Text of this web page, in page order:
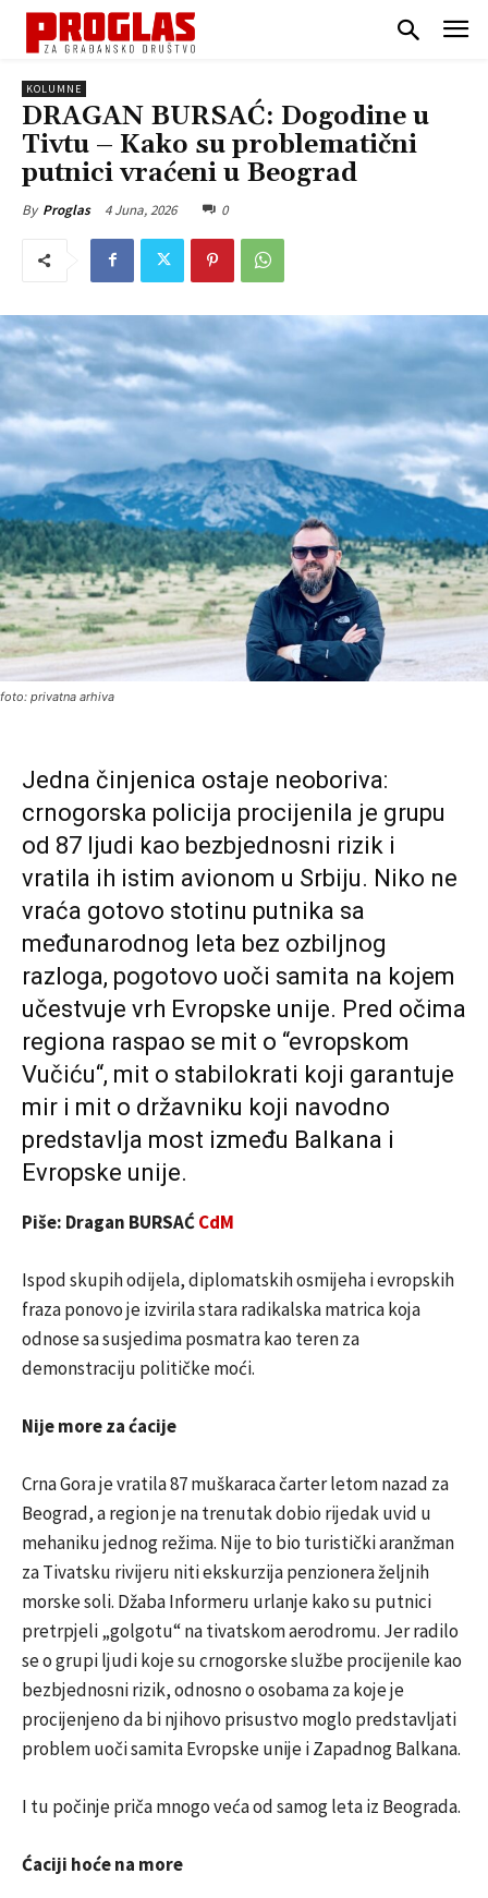
KOLUMNE
DRAGAN BURSAĆ: Dogodine u
Tivtu – Kako su problematični
putnici vraćeni u Beograd
By Proglas 4 Juna, 2026 0
foto: privatna arhiva
Jedna činjenica ostaje neoboriva:
crnogorska policija procijenila je grupu
od 87 ljudi kao bezbjednosni rizik i
vratila ih istim avionom u Srbiju. Niko ne
vraća gotovo stotinu putnika sa
međunarodnog leta bez ozbiljnog
razloga, pogotovo uoči samita na kojem
učestvuje vrh Evropske unije. Pred očima
regiona raspao se mit o “evropskom
Vučiću“, mit o stabilokrati koji garantuje
mir i mit o državniku koji navodno
predstavlja most između Balkana i
Evropske unije.
Piše: Dragan BURSAĆCdM
Ispod skupih odijela, diplomatskih osmijeha i evropskih
fraza ponovo je izvirila stara radikalska matrica koja
odnose sa susjedima posmatra kao teren za
demonstraciju političke moći.
Nije more za ćacije
Crna Gora je vratila 87 muškaraca čarter letom nazad za
Beograd, a region je na trenutak dobio rijedak uvid u
mehaniku jednog režima. Nije to bio turistički aranžman
za Tivatsku rivijeru niti ekskurzija penzionera željnih
morske soli. Džaba Informeru urlanje kako su putnici
pretrpjeli „golgotu“ na tivatskom aerodromu. Jer radilo
se o grupi ljudi koje su crnogorske službe procijenile kao
bezbjednosni rizik, odnosno o osobama za koje je
procijenjeno da bi njihovo prisustvo moglo predstavljati
problem uoči samita Evropske unije i Zapadnog Balkana.
I tu počinje priča mnogo veća od samog leta iz Beograda.
Ćaciji hoće na more